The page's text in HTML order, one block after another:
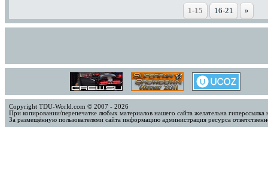
1-15 16-21 »
Copyright TDU-World.com © 2007 - 2026
При копировании/перепечатке любых материалов нашего сайта желательна
За размещённую пользователями сайта информацию администрация ресурса